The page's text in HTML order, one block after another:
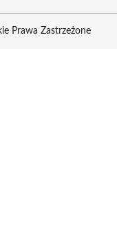
Prawa Zastrzeżone